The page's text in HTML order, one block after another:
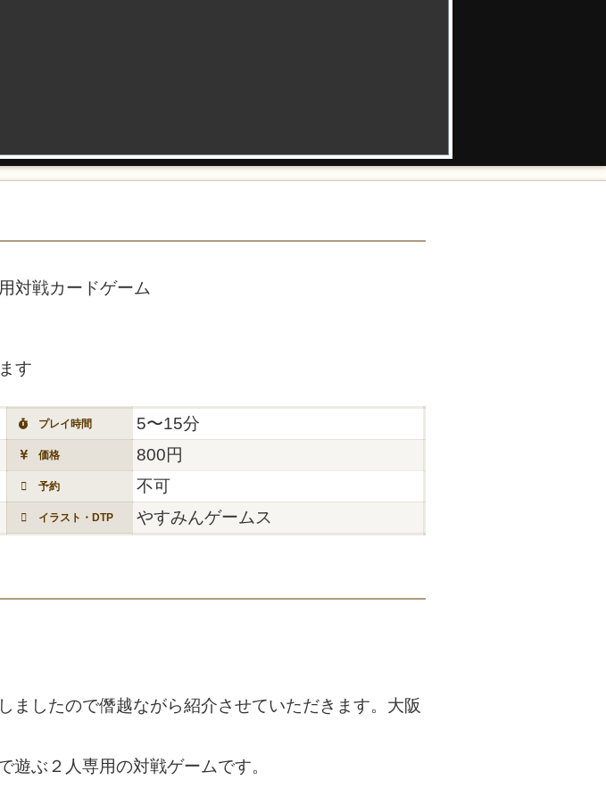
対戦カードゲーム
す
プレイ時間 5〜15分
価格 800円
予約 不可
イラスト・DTP やすみんゲームス
ましたので僭越ながら紹介させていただきます。大阪
遊ぶ２人専用の対戦ゲームです。